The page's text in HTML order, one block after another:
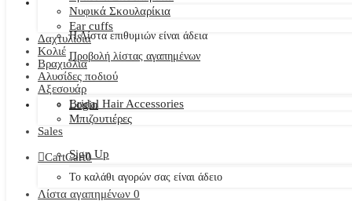
Η Λίστα επιθυμιών είναι άδεια
Προβολή λίστας αγαπημένων
Login
Sign Up
Νυφικά Σκουλαρίκια
Ear cuffs
Δαχτυλίδια
Κολιέ
Βραχιόλια
Αλυσίδες ποδιού
Αξεσουάρ
Bridal Hair Accessories
Μπιζουτιέρες
Sales
CartCart0
Το καλάθι αγορών σας είναι άδειο
Λίστα αγαπημένων 0